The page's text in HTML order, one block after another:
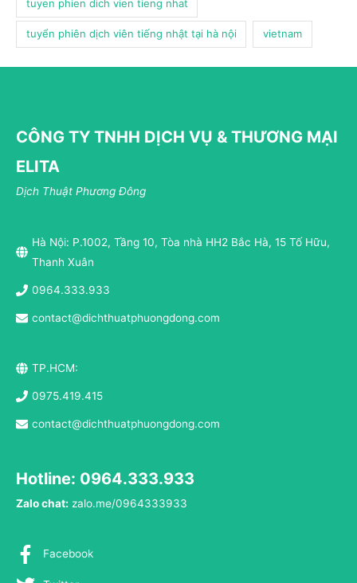
tuyen phien dich vien tieng nhat
tuyển phiên dịch viên tiếng nhật tại hà nội vietnam
CÔNG TY TNHH DỊCH VỤ & THƯƠNG MẠI
ELITA
Dịch Thuật Phương Đông
Hà Nội: P.1002, Tầng 10, Tòa nhà HH2 Bắc Hà, 15 Tố Hữu,
Thanh Xuân
0964.333.933
contact@dichthuatphuongdong.com
TP.HCM:
0975.419.415
contact@dichthuatphuongdong.com
Hotline: 0964.333.933
Zalo chat: zalo.me/0964333933
Facebook